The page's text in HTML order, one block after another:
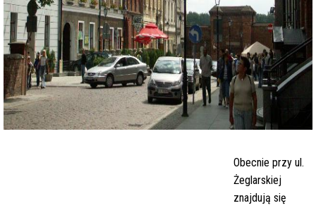
Obecnie przy ul.
Żeglarskiej
znajdują się